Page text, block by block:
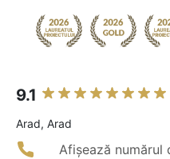
9.1
Arad, Arad
Afișează numărul